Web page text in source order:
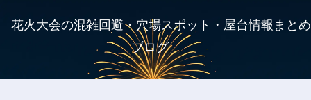
花火大会の混雑回避・穴場スポット・屋台情報まとめ
ブログ